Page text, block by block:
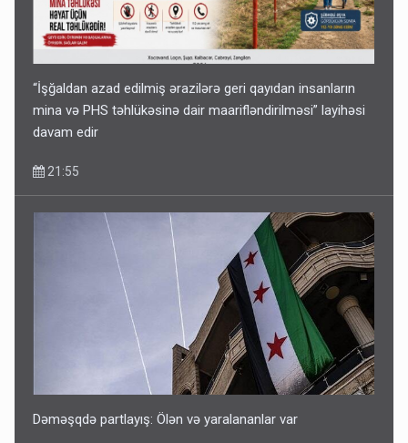
“İşğaldan azad edilmiş ərazilərə geri qayıdan insanların
mina və PHS təhlükəsinə dair maarifləndirilməsi” layihəsi
davam edir
21:55
Dəməşqdə partlayış: Ölən və yaralananlar var